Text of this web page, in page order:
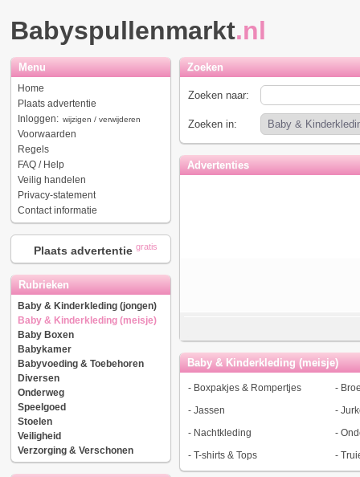
Babyspullenmarkt.nl
Menu
Home
Plaats advertentie
Inloggen: wijzigen / verwijderen
Voorwaarden
Regels
FAQ / Help
Veilig handelen
Privacy-statement
Contact informatie
Plaats advertentie gratis
Rubrieken
Baby & Kinderkleding (jongen)
Baby & Kinderkleding (meisje)
Baby Boxen
Babykamer
Babyvoeding & Toebehoren
Diversen
Onderweg
Speelgoed
Stoelen
Veiligheid
Verzorging & Verschonen
Zoeken
Zoeken naar:
Zoeken in:
Advertenties
Baby & Kinderkleding (meisje)
- Boxpakjes & Rompertjes -
- Jassen -
- Nachtkleding -
- T-shirts & Tops -